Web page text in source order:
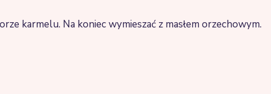
karmelu. Na koniec wymieszać z masłem orzechowym.